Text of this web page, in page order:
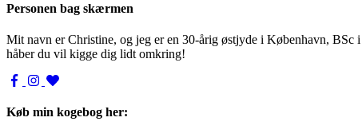
Personen bag skærmen
Mit navn er Christine, og jeg er en 30-årig østjyde i København, BSc
håber du vil kigge dig lidt omkring!
Køb min kogebog her: